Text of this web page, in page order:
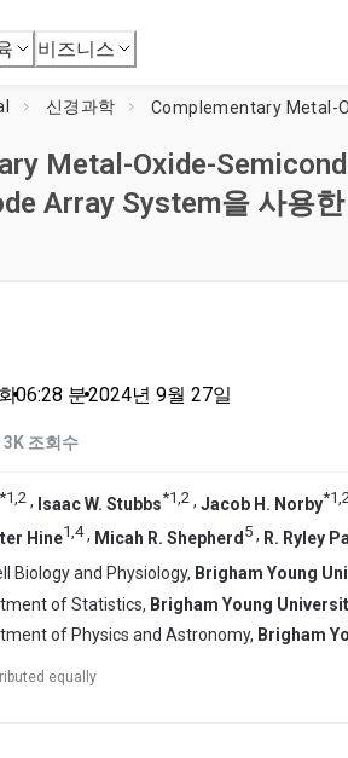
비즈니스
신경과학
Metal-Oxide-
Array System을 사용
•06:28 분•2024년 9월 27일
3K 조회수
*1,2 , Isaac W. Stubbs*1,2 , Jacob H. Norby*1,
Hine1 4, Micah R. Shepherd5 , R. Ryley
Biology and Physiology, Brigham Young
of Statistics, Brigham Young
of Physics and Astronomy, Brigham
equally